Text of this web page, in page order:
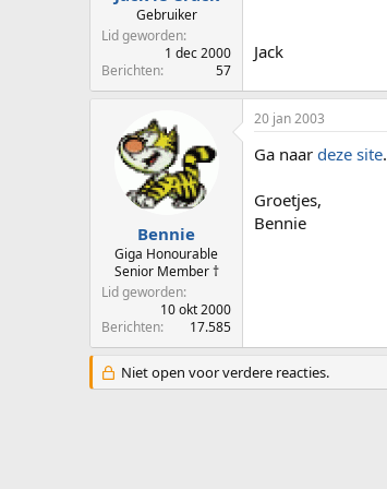
Gebruiker
Lid geworden
1 dec 2000
Berichten
57
Jack
Bennie
Giga Honourable
Senior Member †
Lid geworden
10 okt 2000
Berichten
17.585
20 jan 2003
Ga naar deze site.
Groetjes,
Bennie
Niet open voor verdere reacties.